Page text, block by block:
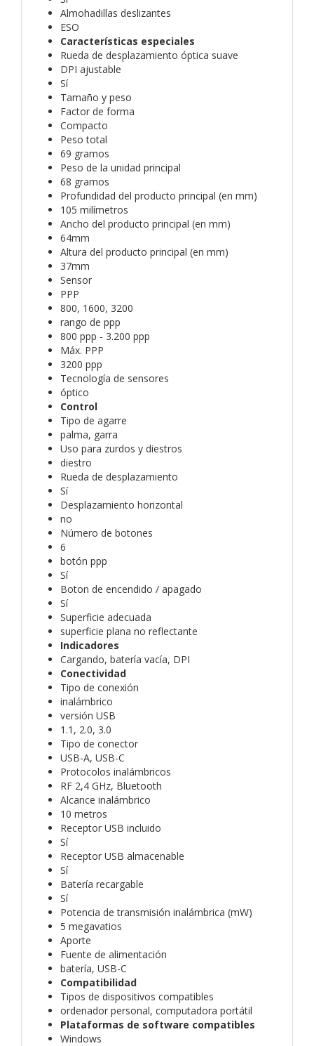
Almohadillas deslizantes
ESO
Características especiales
Rueda de desplazamiento óptica suave
DPI ajustable
Sí
Tamaño y peso
Factor de forma
Compacto
Peso total
69 gramos
Peso de la unidad principal
68 gramos
Profundidad del producto principal (en mm)
105 milímetros
Ancho del producto principal (en mm)
64mm
Altura del producto principal (en mm)
37mm
Sensor
PPP
800, 1600, 3200
rango de ppp
800 ppp - 3.200 ppp
Máx. PPP
3200 ppp
Tecnología de sensores
óptico
Control
Tipo de agarre
palma, garra
Uso para zurdos y diestros
diestro
Rueda de desplazamiento
Sí
Desplazamiento horizontal
no
Número de botones
6
botón ppp
Sí
Boton de encendido / apagado
Sí
Superficie adecuada
superficie plana no reflectante
Indicadores
Cargando, batería vacía, DPI
Conectividad
Tipo de conexión
inalámbrico
versión USB
1.1, 2.0, 3.0
Tipo de conector
USB-A, USB-C
Protocolos inalámbricos
RF 2,4 GHz, Bluetooth
Alcance inalámbrico
10 metros
Receptor USB incluido
Sí
Receptor USB almacenable
Sí
Batería recargable
Sí
Potencia de transmisión inalámbrica (mW)
5 megavatios
Aporte
Fuente de alimentación
batería, USB-C
Compatibilidad
Tipos de dispositivos compatibles
ordenador personal, computadora portátil
Plataformas de software compatibles
Windows